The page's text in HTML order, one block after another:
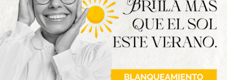
disponible
Hazte ya con la trigésimo séptima edición de
la revista Tordesillas al día. Haz clic sobre la
imagen para verla online.